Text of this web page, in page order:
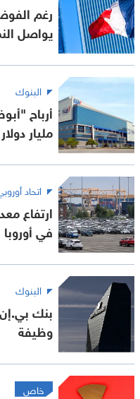
رغم
يواصل
البنوك
مليار دولار
اتحاد
ارتفاع
في أوروبا
البنوك
وظيفة
خاص